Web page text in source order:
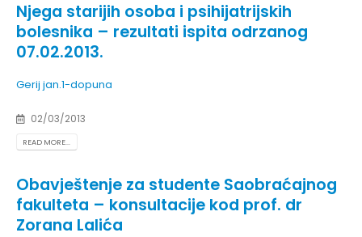
Njega starijih osoba i psihijatrijskih
bolesnika – rezultati ispita odrzanog
07.02.2013.
Gerij jan.1-dopuna
02/03/2013
READ MORE...
Obavještenje za studente Saobraćajnog
fakulteta – konsultacije kod prof. dr
Zorana Lalića